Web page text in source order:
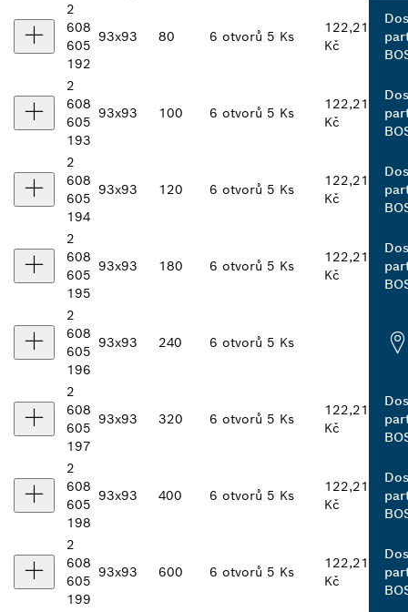
2
608
605
192
93x93 80 6 otvorů 5 Ks
122,21
Kč
2
608
605
193
93x93 100 6 otvorů 5 Ks
122,21
Kč
2
608
605
194
93x93 120 6 otvorů 5 Ks
122,21
Kč
2
608
605
195
93x93 180 6 otvorů 5 Ks
122,21
Kč
2
608
605
196
93x93 240 6 otvorů 5 Ks
2
608
605
197
93x93 320 6 otvorů 5 Ks
122,21
Kč
2
608
605
198
93x93 400 6 otvorů 5 Ks
122,21
Kč
2
608
605
199
93x93 600 6 otvorů 5 Ks
122,21
Kč